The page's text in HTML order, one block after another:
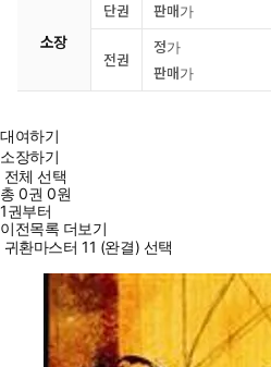
소장
단권 판매가
전권
정가
판매가
대여하기
소장하기
전체 선택
총0권 0원
1권부터
이전목록 더보기
귀환마스터 11 (완결) 선택